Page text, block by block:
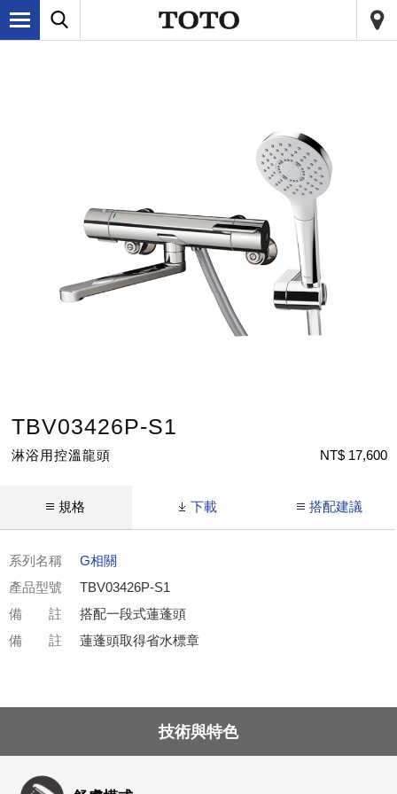
TBV03426P-S1
淋浴用控溫龍頭 NT$ 17,600
規格 下載 搭配建議
系列名稱
G相關
產品型號
TBV03426P-S1
備 註
搭配一段式蓮蓬頭
備 註
蓮蓬頭取得省水標章
技術與特色